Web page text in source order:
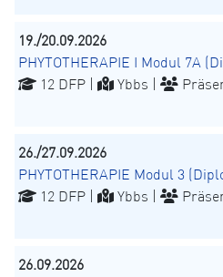
19./20.09.2026
PHYTOTHERAPIE I Modul 7A
12 DFP |
Ybbs |
26./27.09.2026
PHYTOTHERAPIE Modul 3
12 DFP |
Ybbs |
26.09.2026